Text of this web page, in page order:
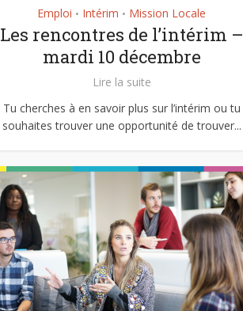
Emploi • Intérim • Mission Locale
Les rencontres de l’intérim –
mardi 10 décembre
Lire la suite
Tu cherches à en savoir plus sur l’intérim ou tu
souhaites trouver une opportunité de trouver...